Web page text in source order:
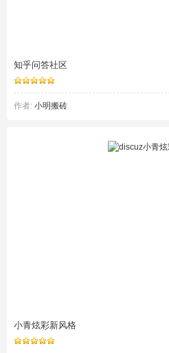
知乎问答社区
作者: 小明搬砖
小青炫彩新风格